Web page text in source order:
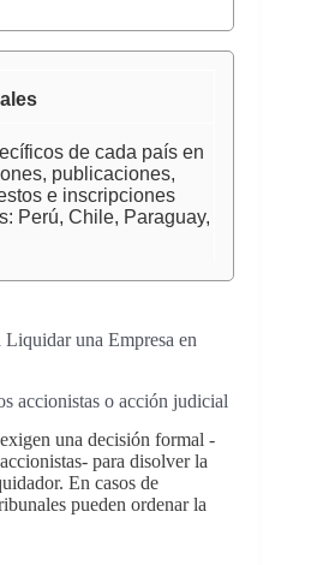
de cada país en
publicaciones,
e inscripciones
Perú, Chile, Paraguay,
Liquidar una Empresa en
accionistas o acción judicial
una decisión formal -
para disolver la
En casos de
pueden ordenar la